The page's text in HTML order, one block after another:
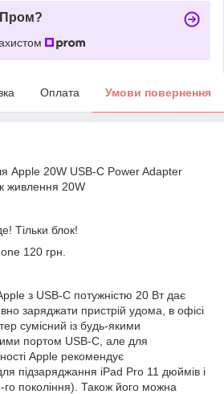
Пром?
Оплата Умови повернення
Apple 20W USB-C Power Adapter
живлення 20W
Тільки блок!
120 грн.
з USB-C потужністю 20 Вт дає
заряджати пристрій удома, в офісі
сумісний із будь-якими
портом USB-C, але для
Apple рекомендує
підзаряджання iPad Pro 11 дюймів і
покоління). Також його можна